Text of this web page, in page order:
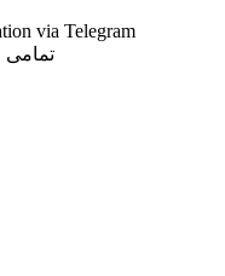
via Telegram